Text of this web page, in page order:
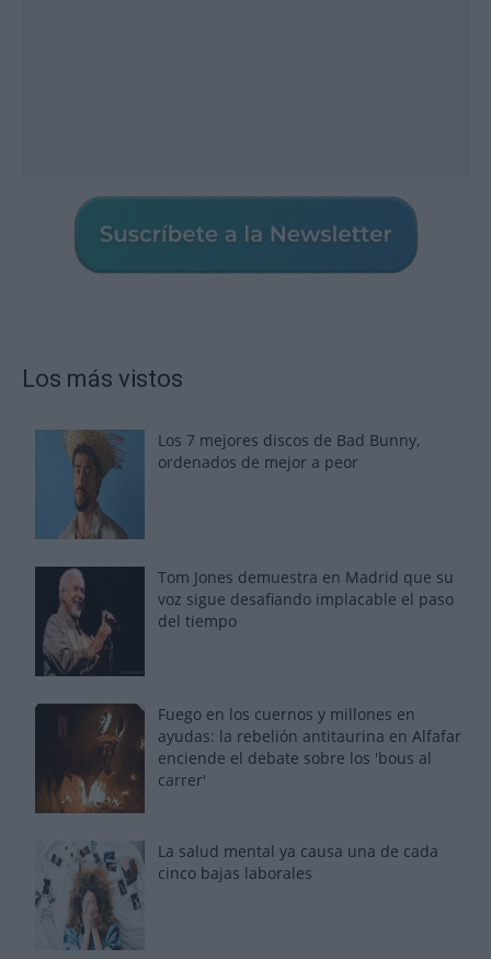
Los más vistos
Los 7 mejores discos de Bad Bunny,
ordenados de mejor a peor
Tom Jones demuestra en Madrid que su
voz sigue desafiando implacable el paso
del tiempo
Fuego en los cuernos y millones en
ayudas: la rebelión antitaurina en Alfafar
enciende el debate sobre los 'bous al
carrer'
La salud mental ya causa una de cada
cinco bajas laborales